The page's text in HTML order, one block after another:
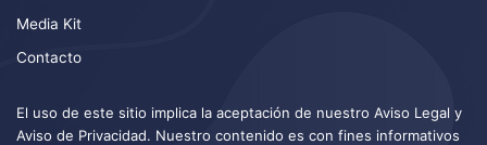
Media Kit
Contacto
El uso de este sitio implica la aceptación de nuestro Aviso Legal y
Aviso de Privacidad. Nuestro contenido es con fines informativos